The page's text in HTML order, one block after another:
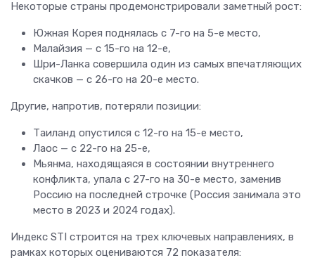
Некоторые страны продемонстрировали заметный рост:
Южная Корея поднялась с 7-го на 5-е место,
Малайзия — с 15-го на 12-е,
Шри-Ланка совершила один из самых впечатляющих
скачков — с 26-го на 20-е место.
Другие, напротив, потеряли позиции:
Таиланд опустился с 12-го на 15-е место,
Лаос — с 22-го на 25-е,
Мьянма, находящаяся в состоянии внутреннего
конфликта, упала с 27-го на 30-е место, заменив
Россию на последней строчке (Россия занимала это
место в 2023 и 2024 годах).
Индекс STI строится на трех ключевых направлениях, в
рамках которых оцениваются 72 показателя: